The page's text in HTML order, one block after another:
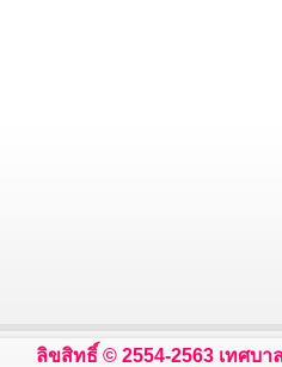
ลิขสิทธิ์ © 2554-2563 เทศบ